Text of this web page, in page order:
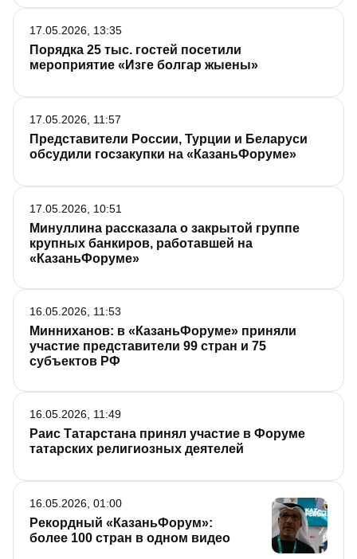
Порядка 25 тыс. гостей посетили
мероприятие «Изге болгар жыены»
17.05.2026, 13:35
Представители России, Турции и Беларуси
обсудили госзакупки на «КазаньФоруме»
17.05.2026, 11:57
Минуллина рассказала о закрытой группе
крупных банкиров, работавшей на
«КазаньФоруме»
17.05.2026, 10:51
Минниханов: в «КазаньФоруме» приняли
участие представители 99 стран и 75
субъектов РФ
16.05.2026, 11:53
Раис Татарстана принял участие в Форуме
татарских религиозных деятелей
16.05.2026, 11:49
Рекордный «КазаньФорум»:
более 100 стран в одном видео
16.05.2026, 01:00